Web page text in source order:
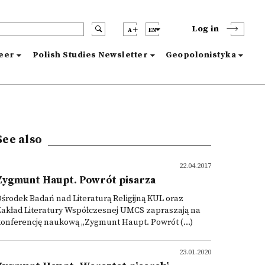
A EN Log in
Polish Studies Newsletter Geopolonistyka
also
22.04.2017
Haupt. Powrót pisarza
Badań nad Literaturą Religijną KUL oraz
Literatury Współczesnej UMCS zapraszają na
naukową „Zygmunt Haupt. Powrót (...)
23.01.2020